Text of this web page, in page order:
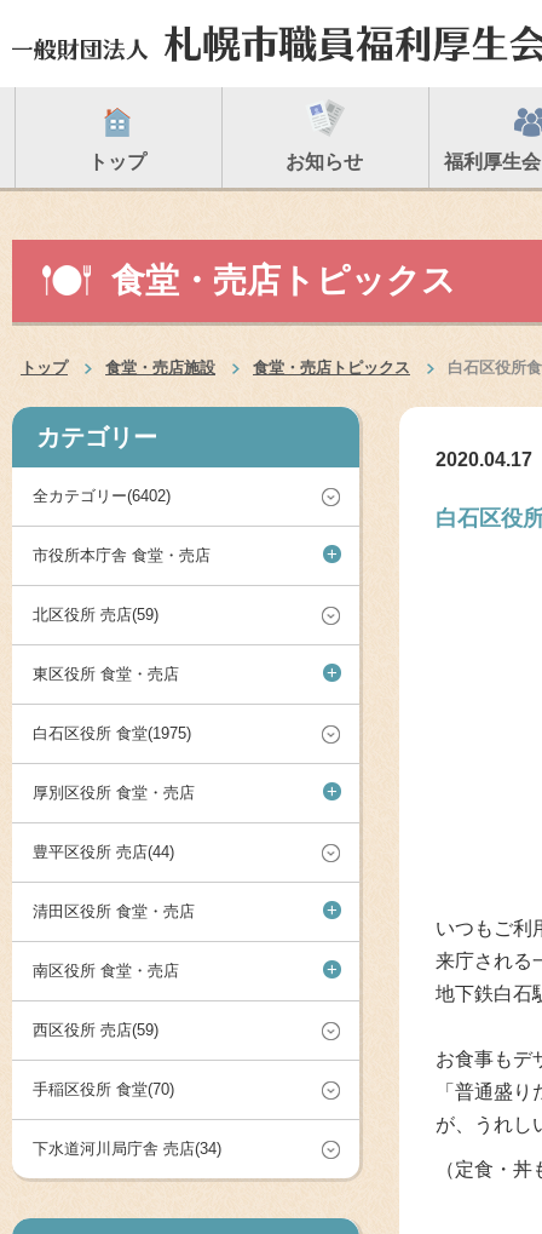
トップ お知らせ 福利厚生
食堂・売店トピックス
トップ 食堂・売店施設 食堂・売店トピックス 白石区役所
カテゴリー
全カテゴリー(6402)
市役所本庁舎 食堂・売店 +
北区役所 売店(59)
東区役所 食堂・売店 +
白石区役所 食堂(1975)
厚別区役所 食堂・売店 +
豊平区役所 売店(44)
清田区役所 食堂・売店 +
南区役所 食堂・売店 +
西区役所 売店(59)
手稲区役所 食堂(70)
下水道河川局庁舎 売店(34)
2020.04.17
白石区役
いつもご利
来庁される
地下鉄白石
お食事もデ
「普通盛
が、うれし
（定食・